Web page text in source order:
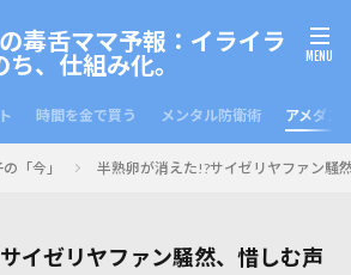
毒舌ママ予報：イライラ
ち、仕組み化。
時間を金で買う メンタル防衛術 アメダス
「今」 半熟卵が消えた!?サイゼリヤファン騒
イゼリヤファン騒然、惜しむ声